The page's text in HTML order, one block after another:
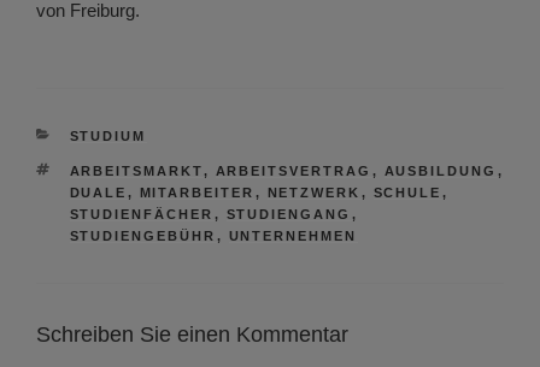
von Freiburg.
KATEGORIEN
STUDIUM
SCHLAGWÖRTER
ARBEITSMARKT , ARBEITSVERTRAG , AUSBILDUNG ,
DUALE , MITARBEITER , NETZWERK , SCHULE ,
STUDIENFÄCHER , STUDIENGANG ,
STUDIENGEBÜHR , UNTERNEHMEN
Schreiben Sie einen Kommentar